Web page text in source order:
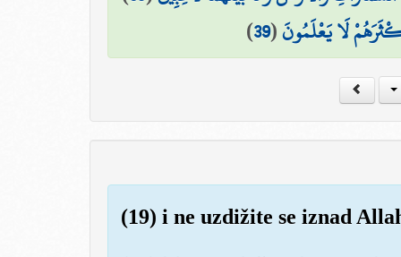
لَا يَعْلَمُونَ(
39
)
(19) i ne uzdižite se iznad